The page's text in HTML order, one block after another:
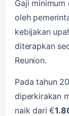
Gaji
oleh
kebijakan
diterapkan
Reunion.
Pada tahun
diperkirakan
naik dari €